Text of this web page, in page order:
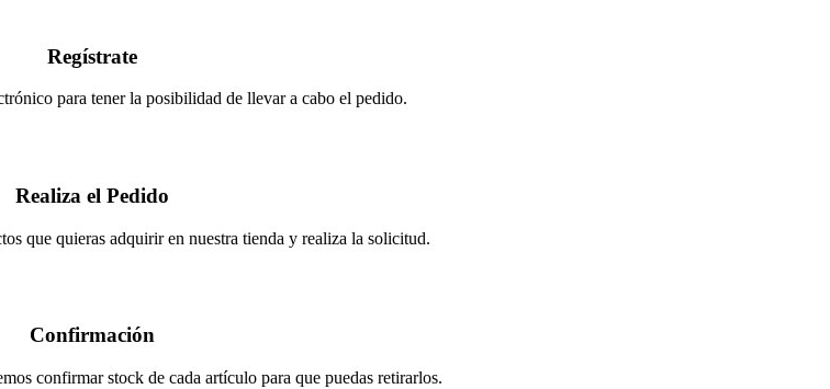
Regístrate
para tener la posibilidad de llevar a cabo el pedido.
Realiza el Pedido
que quieras adquirir en nuestra tienda y realiza la solicitud.
Confirmación
confirmar stock de cada artículo para que puedas retirarlos.